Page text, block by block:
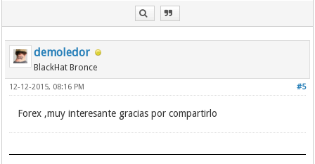
demoledor
BlackHat Bronce
#5
12-12-2015, 08:16 PM
Forex ,muy interesante gracias por compartirlo